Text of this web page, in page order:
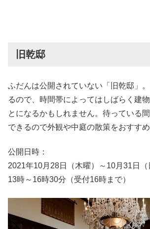
旧乾邸
ふだんは公開されていない「旧乾邸」
るので、時間帯によってはしばらく建
とになるかもしれません。待っている
できるので外観や中庭の散策をおすすめ
公開日時：
2021年10月28日（木曜）～10月31日（
13時～16時30分（受付16時まで）